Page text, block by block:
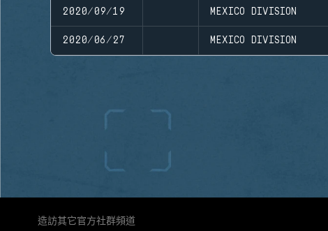
2020/09/19 MEXICO DIVISION
2020/06/27 MEXICO DIVISION
造訪其它官方社群頻道